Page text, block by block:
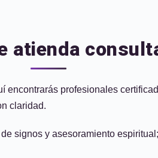
atienda
profesionales
claridad.
signos y asesoramiento